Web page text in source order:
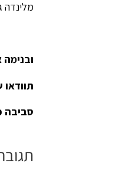
מלינדה
סביבה